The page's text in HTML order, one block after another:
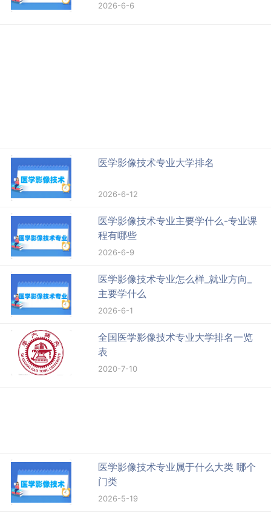
2026-6-6
医学影像技术专业大学排名
2026-6-12
医学影像技术专业主要学什么-专业课
程有哪些
2026-6-9
医学影像技术专业怎么样_就业方向_
主要学什么
2026-6-1
全国医学影像技术专业大学排名一览
表
2020-7-10
医学影像技术专业属于什么大类 哪个
门类
2026-5-19